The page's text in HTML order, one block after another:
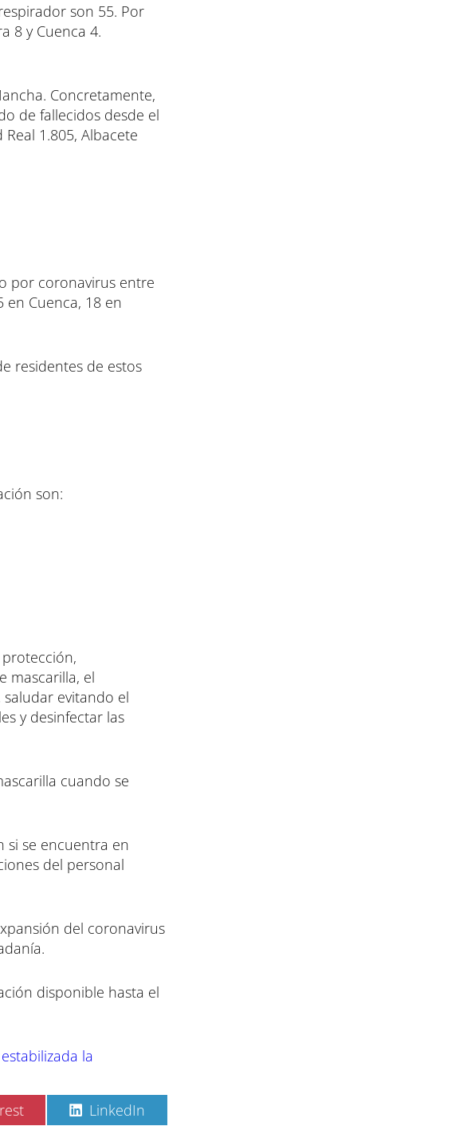
son 55. Por
8 y Cuenca 4.
Concretamente,
de fallecidos desde el
1.805, Albacete
por coronavirus entre
en Cuenca, 18 en
residentes de estos
son:
mascarilla, el
evitando el
y desinfectar las
cuando se
si se encuentra en
del personal
del coronavirus
disponible hasta el
la
C
LinkedIn